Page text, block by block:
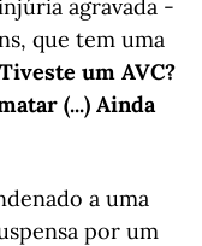
agravada -
que tem uma
um AVC?
(...) Ainda
a uma
por um